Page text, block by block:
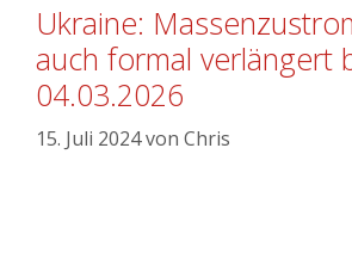
Ukraine:
auch formal verlängert
04.03.2026
15. Juli 2024von Chris